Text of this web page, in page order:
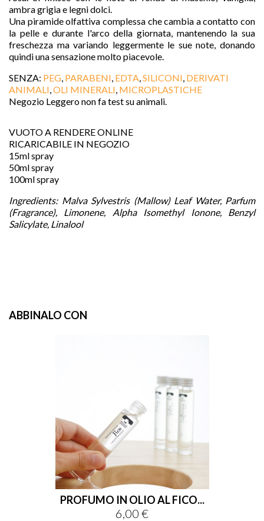
ambra grigia e legni dolci.
Una piramide olfattiva complessa che cambia a contatto con
la pelle e durante l'arco della giornata, mantenendo la sua
freschezza ma variando leggermente le sue note, donando
quindi una sensazione molto piacevole.
SENZA: PEG PARABENI EDTA SILICONI DERIVATI
ANIMALI OLI MINERALI MICROPLASTICHE
Negozio Leggero non fa test su animali.
VUOTO A RENDERE ONLINE
RICARICABILE IN NEGOZIO
15ml spray
50ml spray
100ml spray
Ingredients: Malva Sylvestris (Mallow) Leaf Water, Parfum
(Fragrance), Limonene, Alpha Isomethyl Ionone, Benzyl
Salicylate, Linalool
ABBINALO CON
PROFUMO IN OLIO AL FICO...
Prezzo
6,00 €